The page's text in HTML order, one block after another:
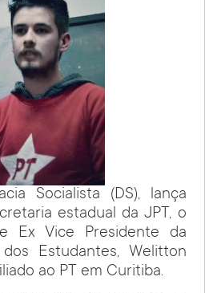
Socialista (DS), lança
estadual da JPT, o
Ex Vice Presidente da
Estudantes, Welitton
ao PT em Curitiba.